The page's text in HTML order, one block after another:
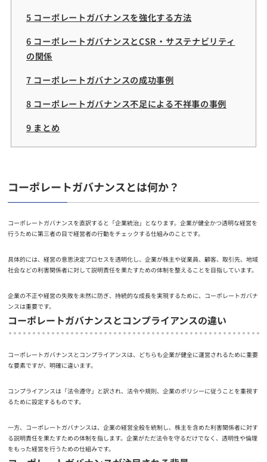
5 コーポレートガバナンスを強化する方法
6 コーポレートガバナンスとCSR・サステナビリティ
の関係
7 コーポレートガバナンスの成功事例
8 コーポレートガバナンス不足による不祥事の事例
9 まとめ
コーポレートガバナンスとは何か？
コーポレートガバナンスを直訳すると「企業統治」となります。企業が健全かつ透明な経営を
行うために第三者の目で経営者の行動をチェックする仕組みのことです。
具体的には、経営の意思決定プロセスを透明化し、企業が株主や従業員、顧客、取引先、地域
社会などの利害関係者に対して説明責任を果たすための体制を整えることを目指しています。
企業の不正や経営の失敗を未然に防ぎ、持続的な成長を実現するために、コーポレートガバナ
ンスは重要です。
コーポレートガバナンスとコンプライアンスの違い
コーポレートガバナンスとコンプライアンスは、どちらも企業が健全に運営されるために重要
な要素ですが、明確に違います。
コンプライアンスは「法令遵守」と訳され、法令や規則、企業のポリシーに従うことを重視す
るために設定するものです。
一方、コーポレートガバナンスは、企業の経営全般を統制し、株主を含めた利害関係者に対す
る説明責任を果たすための体制を指します。企業がただ法令を守るだけでなく、透明性や倫理
をもった経営を行うための仕組みです。